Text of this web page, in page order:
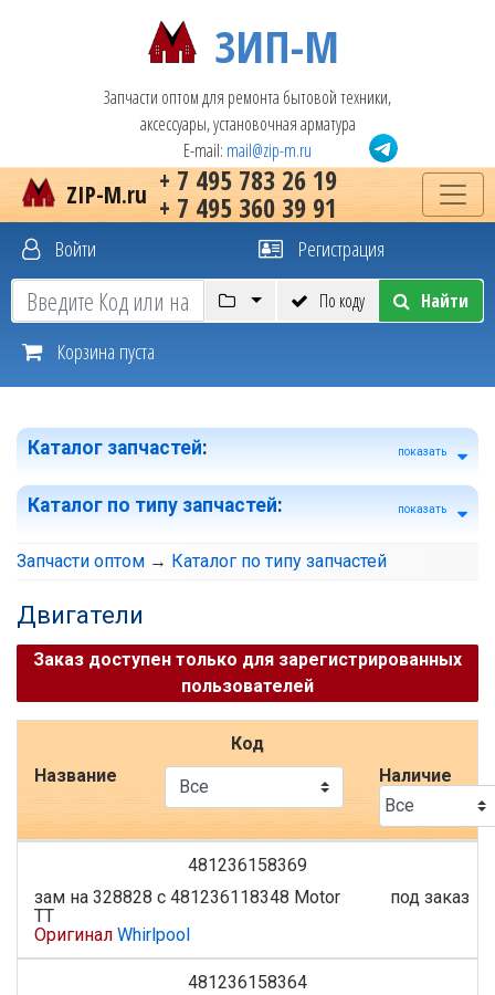
ЗИП-М
Запчасти оптом для ремонта бытовой техники,
аксессуары, установочная арматура
E-mail: mail@zip-m.ru
+ 7 495 783 26 19
+ 7 495 360 39 91
ZIP-M.ru
Войти Регистрация
По коду Найти
Корзина пуста
Каталог запчастей: показать
Каталог по типу запчастей: показать
Запчасти оптом → Каталог по типу запчастей
Двигатели
Заказ доступен только для зарегистрированных
пользователей
Код
Название
Наличие
481236158369
зам на 328828 с 481236118348 Motor
TT
Оригинал Whirlpool
под заказ
481236158364